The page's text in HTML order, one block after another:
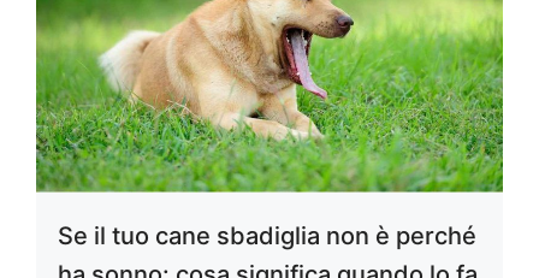
Se il tuo cane sbadiglia non è perché